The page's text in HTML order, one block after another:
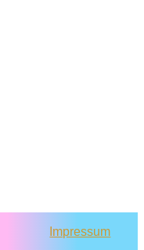
Impressum